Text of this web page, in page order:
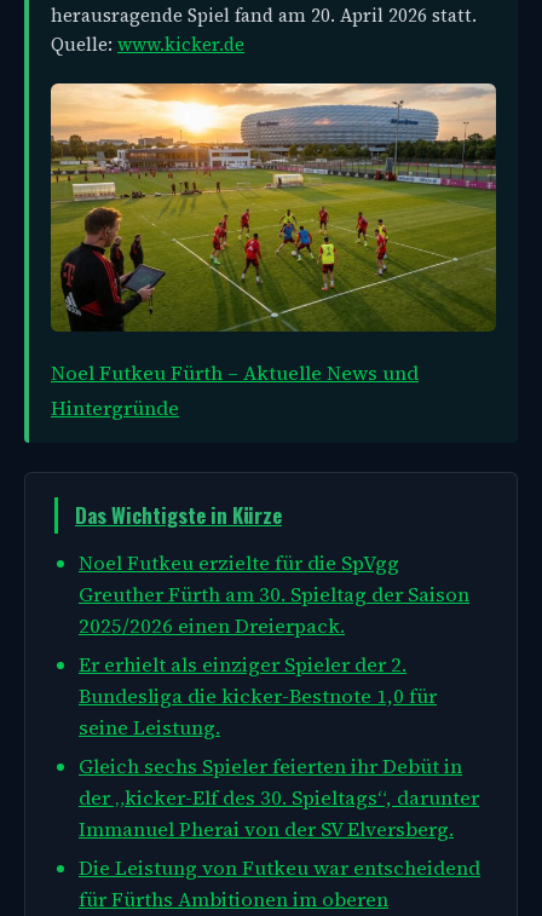
herausragende Spiel fand am 20. April 2026 statt.
Quelle: www.kicker.de
Noel Futkeu Fürth – Aktuelle News und
Hintergründe
Das Wichtigste in Kürze
Noel Futkeu erzielte für die SpVgg
Greuther Fürth am 30. Spieltag der Saison
2025/2026 einen Dreierpack.
Er erhielt als einziger Spieler der 2.
Bundesliga die kicker-Bestnote 1,0 für
seine Leistung.
Gleich sechs Spieler feierten ihr Debüt in
der „kicker-Elf des 30. Spieltags“, darunter
Immanuel Pherai von der SV Elversberg.
Die Leistung von Futkeu war entscheidend
für Fürths Ambitionen im oberen